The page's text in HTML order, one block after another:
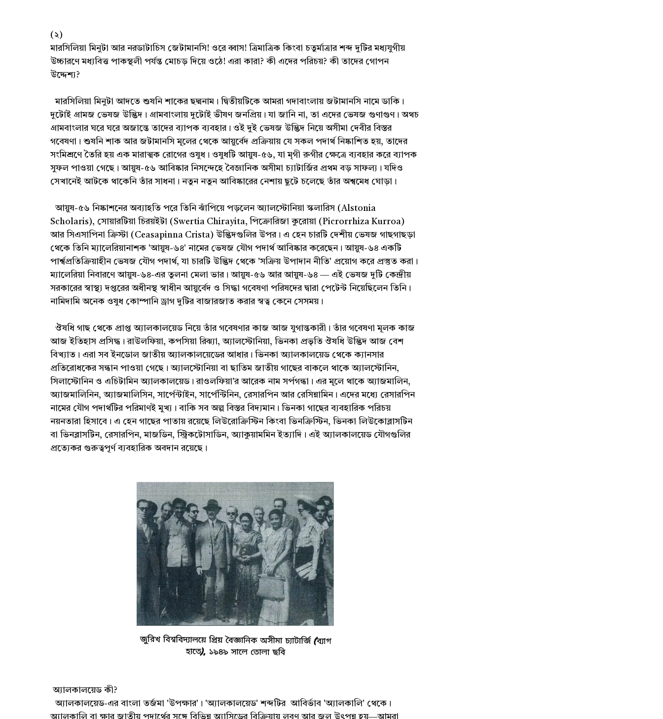
(২)
মারসিলিয়া মিনুটা আর নরডাটাচিস জেটামানসি! ওরে ব্বাস! ত্রিমাত্রিক কিংবা চতুর্মাত্রার শব্দ দুটির মধ্যযুগীয়
উচ্চারণে মধ্যবিত্ত পাকস্থলী পর্যন্ত মোচড় দিয়ে ওঠে! এরা কারা? কী এদের পরিচয়? কী তাদের গোপন
উদ্দেশ্য?
মারসিলিয়া মিনুটা আদতে শুষনি শাকের ছদ্মনাম। দ্বিতীয়টিকে আমরা গদাবাংলায় জটামানসি নামে ডাকি।
দুটোই গ্রামজ ভেষজ উদ্ভিদ। গ্রামবাংলায় দুটোই ভীষণ জনপ্রিয়। যা জানি না, তা এদের ভেষজ গুণাগুণ। অথচ
গ্রামবাংলার ঘরে ঘরে অজান্তে তাদের ব্যাপক ব্যবহার। ওই দুই ভেষজ উদ্ভিদ নিয়ে অসীমা দেবীর বিস্তর
গবেষণা। শুষনি শাক আর জটামানসি মূলের থেকে আয়ুর্বেদ প্রক্রিয়ায় যে সকল পদার্থ নিষ্কাশিত হয়, তাদের
সংমিশ্রণে তৈরি হয় এক মারাত্মক রোগের ওষুধ। ওষুধটি আয়ুষ-৫৬, যা মৃগী রুগীর ক্ষেত্রে ব্যবহার করে ব্যাপক
সুফল পাওয়া গেছে। আয়ুষ-৫৬ আবিষ্কার নিসন্দেহে বৈজ্ঞানিক অসীমা চ্যাটার্জির প্রথম বড় সাফল্য। যদিও
সেখানেই আটকে থাকেনি তাঁর সাধনা। নতুন নতুন আবিষ্কারের নেশায় ছুটে চলেছে তাঁর অশ্বমেধ ঘোড়া।
আয়ুষ-৫৬ নিষ্কাশনের অব্যাহতি পরে তিনি ঝাঁপিয়ে পড়লেন অ্যালস্টোনিয়া স্কলারিস (Alstonia
Scholaris), সোয়ারটিয়া চিরয়ইটা (Swertia Chirayita, পিক্রোরিজা কুরোয়া (Picrorrhiza Kurroa)
আর সিএসাপিনা ক্রিস্টা (Ceasapinna Crista) উদ্ভিদগুলির উপর। এ হেন চারটি দেশীয় ভেষজ গাছগাছড়া
থেকে তিনি ম্যালেরিয়ানাশক 'আয়ুষ-৬৪' নামের ভেষজ যৌগ পদার্থ আবিষ্কার করেছেন। আয়ুষ-৬৪ একটি
পার্শ্বপ্রতিক্রিয়াহীন ভেষজ যৌগ পদার্থ, যা চারটি উদ্ভিদ থেকে 'সক্রিয় উপাদান নীতি' প্রয়োগ করে প্রস্তুত করা।
ম্যালেরিয়া নিবারণে আয়ুষ-৬৪-এর তুলনা মেলা ভার। আয়ুষ-৫৬ আর আয়ুষ-৬৪ ― এই ভেষজ দুটি কেন্দ্রীয়
সরকারের স্বাস্থ্য দপ্তরের অধীনস্থ স্বাধীন আয়ুর্বেদ ও সিদ্ধা গবেষণা পরিষদের দ্বারা পেটেন্ট নিয়েছিলেন তিনি।
নামিদামি অনেক ওষুধ কোম্পানি ড্রাগ দুটির বাজারজাত করার স্বত্ব কেনে সেসময়।
ঔষধি গাছ থেকে প্রাপ্ত অ্যালকালয়েড নিয়ে তাঁর গবেষণার কাজ আজ যুগান্তকারী। তাঁর গবেষণা মূলক কাজ
আজ ইতিহাস প্রসিদ্ধ। রাউলফিয়া, কপসিয়া রিঝ্যা, অ্যালস্টোনিয়া, ভিনকা প্রভৃতি ঔষধি উদ্ভিদ আজ বেশ
বিখ্যাত। এরা সব ইনডোল জাতীয় অ্যালকালয়েডের আধার। ভিনকা অ্যালকালয়েড থেকে ক্যানসার
প্রতিরোধকের সন্ধান পাওয়া গেছে। অ্যালস্টোনিয়া বা ছাতিম জাতীয় গাছের বাকলে থাকে অ্যালস্টোনিন,
সিলাস্টোনিন ও এচিটামিন অ্যালকালয়েড। রাওলফিয়া'র আরেক নাম সর্পগন্ধা। এর মূলে থাকে অ্যাজমালিন,
অ্যাজমালিনিন, অ্যাজমালিসিন, সার্পেন্টাইন, সার্পেন্টিনিন, রেসারপিন আর রেসিন্নামিন। এদের মধ্যে রেসারপিন
নামের যৌগ পদার্থটির পরিমাণই মুখ্য। বাকি সব অল্প বিস্তর বিদ্যমান। ভিনকা গাছের ব্যবহারিক পরিচয়
নয়নতারা হিসাবে। এ হেন গাছের পাতায় রয়েছে লিউরোক্রিস্টিন কিংবা ভিনক্রিস্টিন, ভিনকা লিউকোব্লাসটিন
বা ভিনব্লাসটিন, রেসারপিন, মাজডিন, স্ট্রিকটোসাডিন, অ্যাকুয়ামমিন ইত্যাদি। এই অ্যালকালয়েড যৌগগুলির
প্রত্যেকর গুরুত্বপূর্ণ ব্যবহারিক অবদান রয়েছে।
অ্যালকালয়েড কী?
অ্যালকালয়েড-এর বাংলা তর্জমা 'উপক্ষার'। 'অ্যালকালয়েড' শব্দটির আবির্ভাব 'অ্যালকালি' থেকে।
অ্যালকালি বা ক্ষার জাতীয় পদার্থের সঙ্গে বিভিন্ন অ্যাসিডের বিক্রিয়ায় লবণ আর জল উৎপন্ন হয়―আমরা